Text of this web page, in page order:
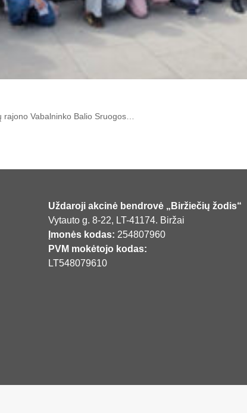
Vabalninko Balio Sruogos…
Uždaroji akcinė bendrovė „Biržiečių žodis“
Vytauto g. 8-22, LT-41174. Biržai
Įmonės kodas: 254807960
PVM mokėtojo kodas:
LT548079610